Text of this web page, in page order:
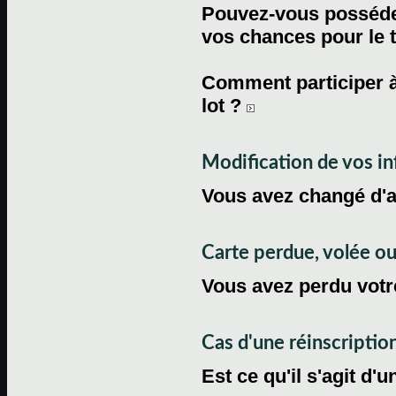
Pouvez-vous
vos chances pour le
Comment participer
lot ?
Modification de vos
Vous avez changé
Carte perdue, volée
Vous avez perdu
Cas d'une
Est ce qu'il s'agit